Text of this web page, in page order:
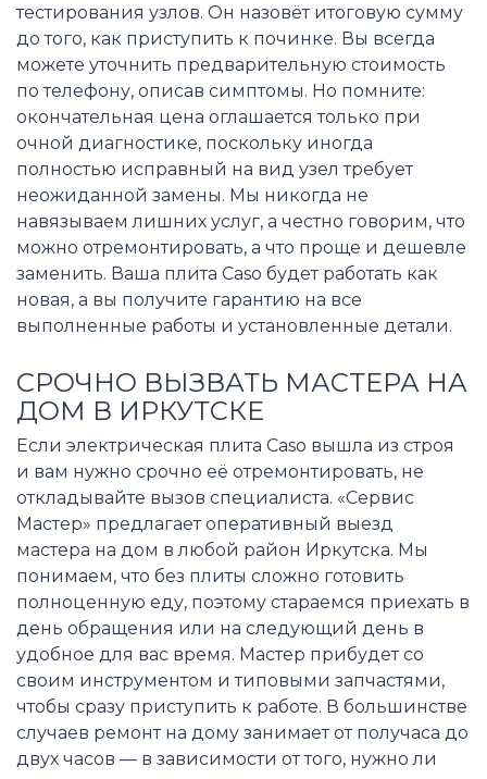
тестирования узлов. Он назовёт итоговую сумму
до того, как приступить к починке. Вы всегда
можете уточнить предварительную стоимость
по телефону, описав симптомы. Но помните:
окончательная цена оглашается только при
очной диагностике, поскольку иногда
полностью исправный на вид узел требует
неожиданной замены. Мы никогда не
навязываем лишних услуг, а честно говорим, что
можно отремонтировать, а что проще и дешевле
заменить. Ваша плита Caso будет работать как
новая, а вы получите гарантию на все
выполненные работы и установленные детали.
СРОЧНО ВЫЗВАТЬ МАСТЕРА НА
ДОМ В ИРКУТСКЕ
Если электрическая плита Caso вышла из строя
и вам нужно срочно её отремонтировать, не
откладывайте вызов специалиста. «Сервис
Мастер» предлагает оперативный выезд
мастера на дом в любой район Иркутска. Мы
понимаем, что без плиты сложно готовить
полноценную еду, поэтому стараемся приехать в
день обращения или на следующий день в
удобное для вас время. Мастер прибудет со
своим инструментом и типовыми запчастями,
чтобы сразу приступить к работе. В большинстве
случаев ремонт на дому занимает от получаса до
двух часов — в зависимости от того, нужно ли